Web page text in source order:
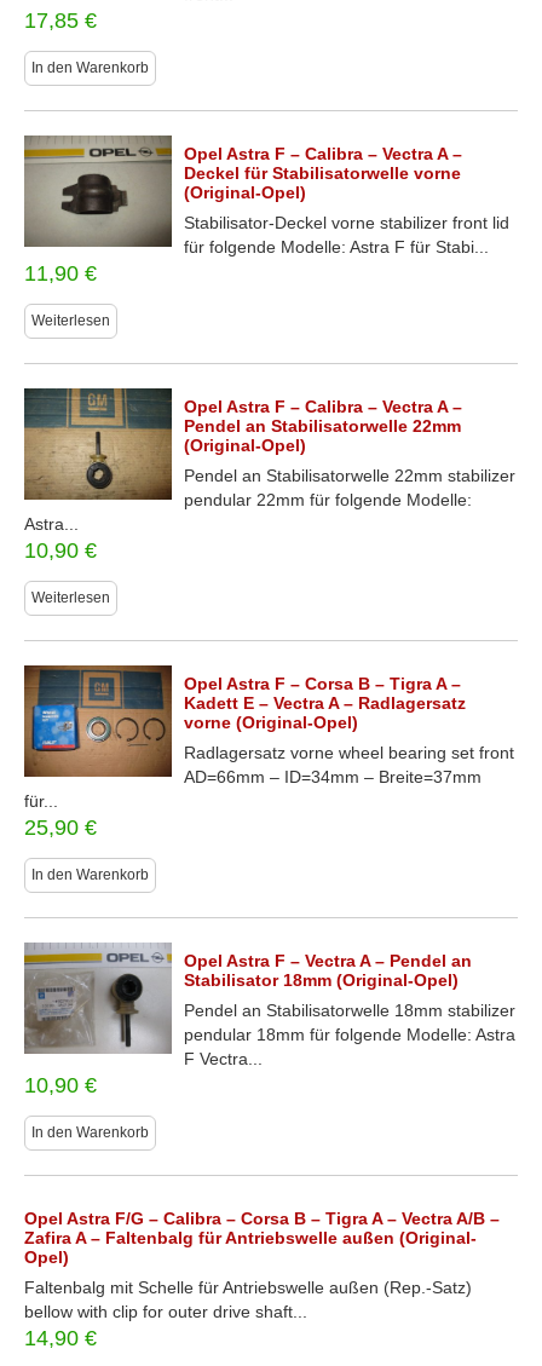
17,85 €
In den Warenkorb
Opel Astra F – Calibra – Vectra A –
Deckel für Stabilisatorwelle vorne
(Original-Opel)
Stabilisator-Deckel vorne stabilizer front lid
für folgende Modelle: Astra F für Stabi...
11,90 €
Weiterlesen
Opel Astra F – Calibra – Vectra A –
Pendel an Stabilisatorwelle 22mm
(Original-Opel)
Pendel an Stabilisatorwelle 22mm stabilizer
pendular 22mm für folgende Modelle:
Astra...
10,90 €
Weiterlesen
Opel Astra F – Corsa B – Tigra A –
Kadett E – Vectra A – Radlagersatz
vorne (Original-Opel)
Radlagersatz vorne wheel bearing set front
AD=66mm – ID=34mm – Breite=37mm
für...
25,90 €
In den Warenkorb
Opel Astra F – Vectra A – Pendel an
Stabilisator 18mm (Original-Opel)
Pendel an Stabilisatorwelle 18mm stabilizer
pendular 18mm für folgende Modelle: Astra
F Vectra...
10,90 €
In den Warenkorb
Opel Astra F/G – Calibra – Corsa B – Tigra A – Vectra A/B –
Zafira A – Faltenbalg für Antriebswelle außen (Original-
Opel)
Faltenbalg mit Schelle für Antriebswelle außen (Rep.-Satz)
bellow with clip for outer drive shaft...
14,90 €